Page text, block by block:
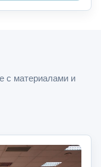
с материалами и